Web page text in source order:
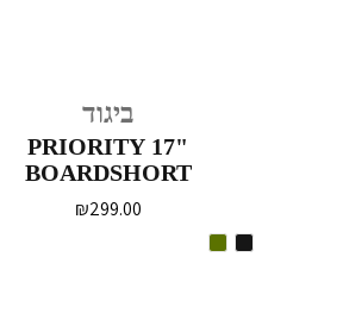
ביגוד
PRIORITY 17"
BOARDSHORT
₪299.00